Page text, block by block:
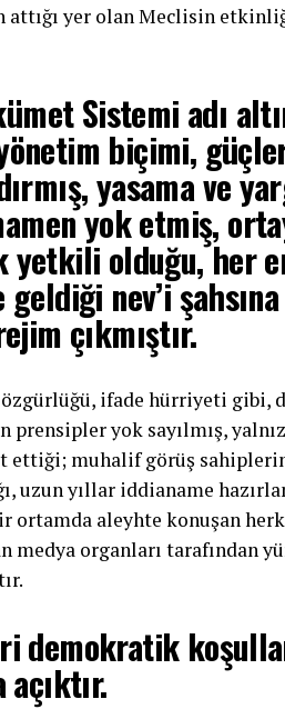
attığı yer olan Meclisin
Sistemi adı
biçimi, güçler
yasama ve
yok etmiş,
yetkili olduğu, her
nev’i şahsına
çıkmıştır.
özgürlüğü, ifade hürriyeti gibi,
yok sayılmış,
ettiği; muhalif görüş
uzun yıllar iddianame
ortamda aleyhte konuşan
medya organları tarafından
demokratik